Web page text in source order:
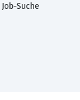
Suche